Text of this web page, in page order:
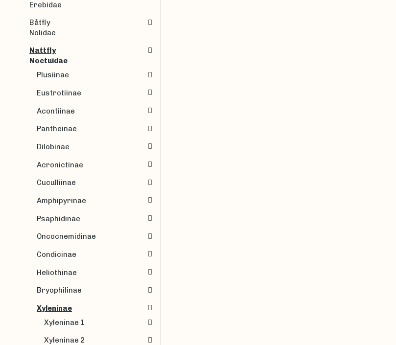
Erebidae
Båtfly
Nolidae
Nattfly
Noctuidae
Plusiinae
Eustrotiinae
Acontiinae
Pantheinae
Dilobinae
Acronictinae
Cuculliinae
Amphipyrinae
Psaphidinae
Oncocnemidinae
Condicinae
Heliothinae
Bryophilinae
Xyleninae
Xyleninae 1
Xyleninae 2